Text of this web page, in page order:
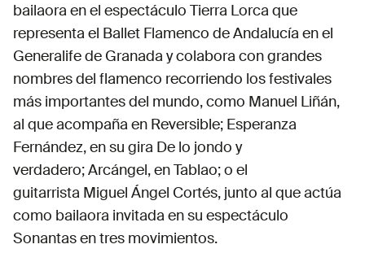
bailaora en el espectáculo Tierra Lorca que
representa el Ballet Flamenco de Andalucía en el
Generalife de Granada y colabora con grandes
nombres del flamenco recorriendo los festivales
más importantes del mundo, como Manuel Liñán,
al que acompaña en Reversible; Esperanza
Fernández, en su gira De lo jondo y
verdadero; Arcángel, en Tablao; o el
guitarrista Miguel Ángel Cortés, junto al que actúa
como bailaora invitada en su espectáculo
Sonantas en tres movimientos.